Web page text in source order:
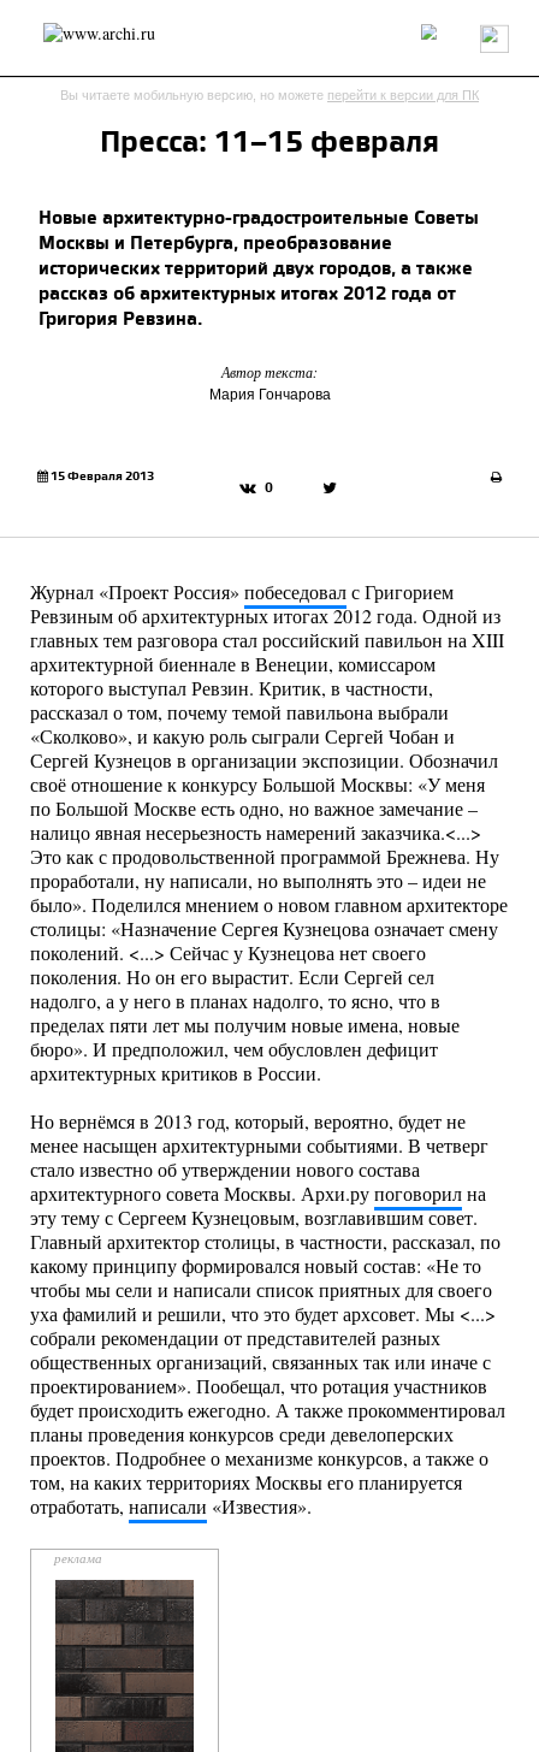
Россия Мир Технологии Интерьер Пресса
Архитекторы
Журнал
Интервью Исследование
Мнение
Обзор
Объект
Результаты конкурса
Репортаж
Рецензия Архитектура
Выставка
Дизайн
Иностранцы в России
Вы читаете мобильную версию, но можете перейти к версии для ПК
Пресса: 11–15 февраля
Новые архитектурно-градостроительные Советы
Москвы и Петербурга, преобразование
исторических территорий двух городов, а также
рассказ об архитектурных итогах 2012 года от
Григория Ревзина.
Автор текста:
Мария Гончарова
15 Февраля 2013
0
Журнал «Проект Россия» побеседовалс Григорием
Ревзиным об архитектурных итогах 2012 года. Одной из
главных тем разговора стал российский павильон на XIII
архитектурной биеннале в Венеции, комиссаром
которого выступал Ревзин. Критик, в частности,
рассказал о том, почему темой павильона выбрали
«Сколково», и какую роль сыграли Сергей Чобан и
Сергей Кузнецов в организации экспозиции. Обозначил
своё отношение к конкурсу Большой Москвы: «У меня
по Большой Москве есть одно, но важное замечание –
налицо явная несерьезность намерений заказчика.<...>
Это как с продовольственной программой Брежнева. Ну
проработали, ну написали, но выполнять это – идеи не
было». Поделился мнением о новом главном архитекторе
столицы: «Назначение Сергея Кузнецова означает смену
поколений. <...> Сейчас у Кузнецова нет своего
поколения. Но он его вырастит. Если Сергей сел
надолго, а у него в планах надолго, то ясно, что в
пределах пяти лет мы получим новые имена, новые
бюро». И предположил, чем обусловлен дефицит
архитектурных критиков в России.
Но вернёмся в 2013 год, который, вероятно, будет не
менее насыщен архитектурными событиями. В четверг
стало известно об утверждении нового состава
архитектурного совета Москвы. Архи.рупоговорилна
эту тему с Сергеем Кузнецовым, возглавившим совет.
Главный архитектор столицы, в частности, рассказал, по
какому принципу формировался новый состав: «Не то
чтобы мы сели и написали список приятных для своего
уха фамилий и решили, что это будет архсовет. Мы <...>
собрали рекомендации от представителей разных
общественных организаций, связанных так или иначе с
проектированием». Пообещал, что ротация участников
будет происходить ежегодно. А также прокомментировал
планы проведения конкурсов среди девелоперских
проектов. Подробнее о механизме конкурсов, а также о
том, на каких территориях Москвы его планируется
отработать, написали «Известия».